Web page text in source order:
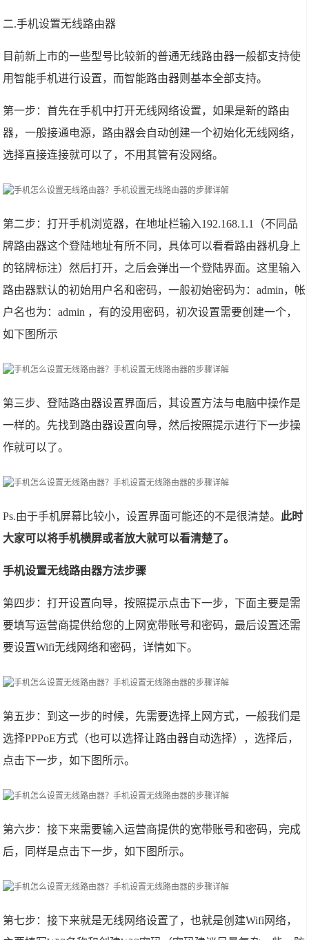
二.手机设置无线路由器
目前新上市的一些型号比较新的普通无线路由器一般都支持使
用智能手机进行设置，而智能路由器则基本全部支持。
第一步：首先在手机中打开无线网络设置，如果是新的路由
器，一般接通电源，路由器会自动创建一个初始化无线网络，
选择直接连接就可以了，不用其管有没网络。
第二步：打开手机浏览器，在地址栏输入192.168.1.1（不同品
牌路由器这个登陆地址有所不同，具体可以看看路由器机身上
的铭牌标注）然后打开，之后会弹出一个登陆界面。这里输入
路由器默认的初始用户名和密码，一般初始密码为：admin，帐
户名也为：admin ，有的没用密码，初次设置需要创建一个，
如下图所示
第三步、登陆路由器设置界面后，其设置方法与电脑中操作是
一样的。先找到路由器设置向导，然后按照提示进行下一步操
作就可以了。
Ps.由于手机屏幕比较小，设置界面可能还的不是很清楚。 此时
大家可以将手机横屏或者放大就可以看清楚了。
手机设置无线路由器方法步骤
第四步：打开设置向导，按照提示点击下一步，下面主要是需
要填写运营商提供给您的上网宽带账号和密码，最后设置还需
要设置Wifi无线网络和密码，详情如下。
第五步：到这一步的时候，先需要选择上网方式，一般我们是
选择PPPoE方式（也可以选择让路由器自动选择），选择后，
点击下一步，如下图所示。
第六步：接下来需要输入运营商提供的宽带账号和密码，完成
后，同样是点击下一步，如下图所示。
第七步：接下来就是无线网络设置了，也就是创建Wifi网络，